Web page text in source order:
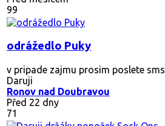
99
odrážedlo Puky
v pripade zajmu prosim poslete sms
Daruji
Ronov nad Doubravou
Před 22 dny
71